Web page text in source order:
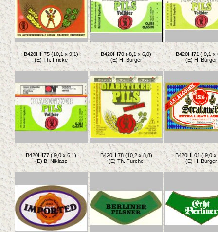
B420HH75 (10,1 x 9,1)
(E) Th. Fricke
B420HI70 ( 8,1 x 6,0)
(E) H. Burger
B420HI71 ( 9,1 x
(E) H. Burger
B420HI77 ( 9,0 x 6,1)
(E) B. Niklasz
B420HI78 (10,2 x 8,8)
(E) Th. Furche
B420HL01 ( 9,0 x
(E) H. Burger